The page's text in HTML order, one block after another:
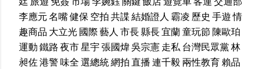
李應元名嘴健保空拍共諜結婚證人 霸凌 歷史 手遊情
趣商品 大立光國際藝人 市長縣長宜蘭童玩節陳歐珀
運動鐵路夜市星宇張國煒吳宗憲走私台灣民眾黨林
昶佐港警味全選總統網拍直播連千毅兩性教育賴品